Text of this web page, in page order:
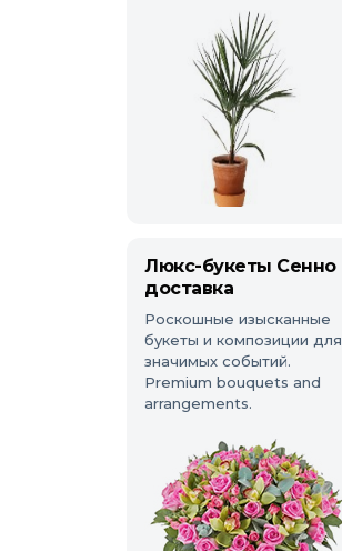
Люкс-букеты Сенно
доставка
Роскошные изысканные
букеты и композиции для
значимых событий.
Premium bouquets and
arrangements.